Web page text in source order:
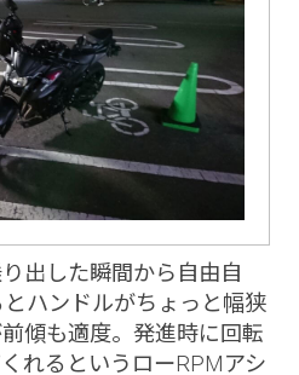
出した瞬間から自由自
ハンドルがちょっと幅狭
傾も適度。発進時に回転
れるというローRPMアシ